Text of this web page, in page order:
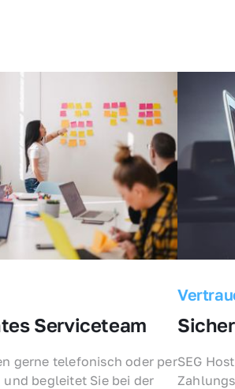
Serviceteam
gerne telefonisch oder per
und begleitet Sie bei der
SEG